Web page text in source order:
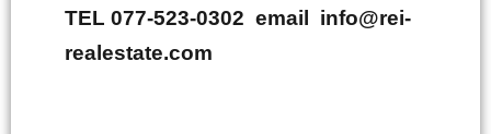
TEL 077-523-0302 email info@rei-
realestate.com